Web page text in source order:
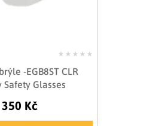
-EGB8ST CLR
Safety Glasses
350 Kč